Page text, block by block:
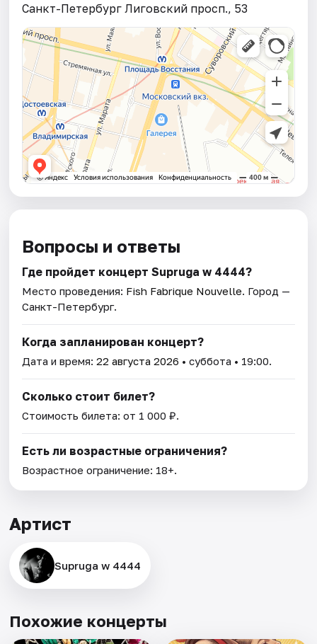
Санкт-Петербург Лиговский просп., 53
Вопросы и ответы
Где пройдет концерт Supruga w 4444?
Место проведения: Fish Fabrique Nouvelle. Город —
Санкт-Петербург.
Когда запланирован концерт?
Дата и время:22 августа 2026 • суббота • 19:00.
Сколько стоит билет?
Стоимость билета: от 1 000 ₽.
Есть ли возрастные ограничения?
Возрастное ограничение: 18+.
Артист
Supruga w 4444
Похожие концерты